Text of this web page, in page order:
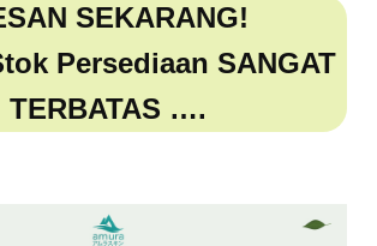
SEKARANG!
Persediaan SANGAT
TERBATAS ….